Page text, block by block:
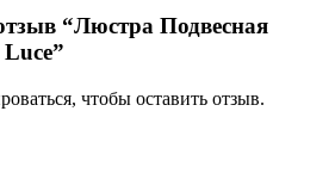
“Люстра Подвесная
чтобы оставить отзыв.